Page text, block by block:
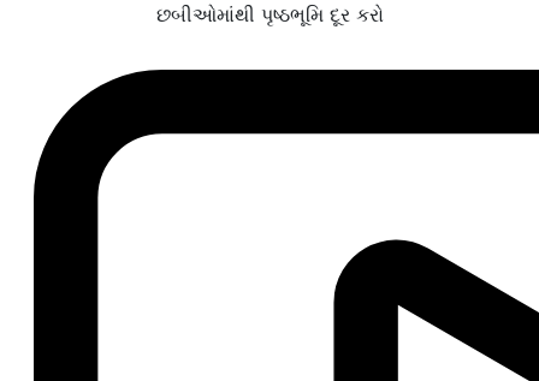
છબીઓમાંથી પૃષ્ઠભૂમિ દૂર કરો